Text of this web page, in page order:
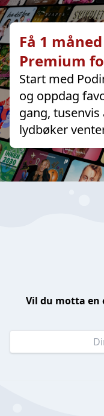
Få 1
Premium
Start med
og oppdag
gang,
lydbøker
Vil du motta en